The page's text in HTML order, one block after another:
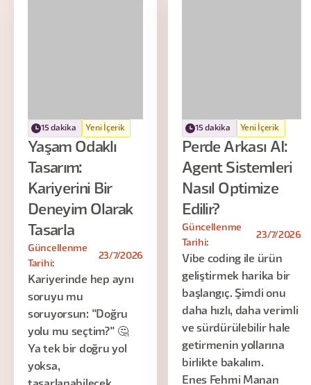
15 dakika Yeni İçerik
Yaşam Odaklı
Tasarım:
Kariyerini Bir
Deneyim Olarak
Tasarla
Güncellenme
Tarihi:
23/7/2026
Kariyerinde hep aynı
soruyu mu
soruyorsun: "Doğru
yolu mu seçtim?" 🤔
Ya tek bir doğru yol
yoksa,
15 dakika Yeni İçerik
Perde Arkası AI:
Agent Sistemleri
Nasıl Optimize
Edilir?
Güncellenme
Tarihi:
23/7/2026
Vibe coding ile ürün
geliştirmek harika bir
başlangıç. Şimdi onu
daha hızlı, daha verimli
ve sürdürülebilir hale
getirmenin yollarına
birlikte bakalım.
Enes Fehmi Manan